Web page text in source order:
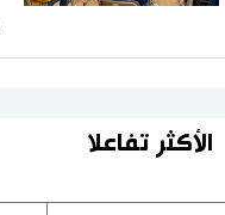
الأكثر تفاعلا